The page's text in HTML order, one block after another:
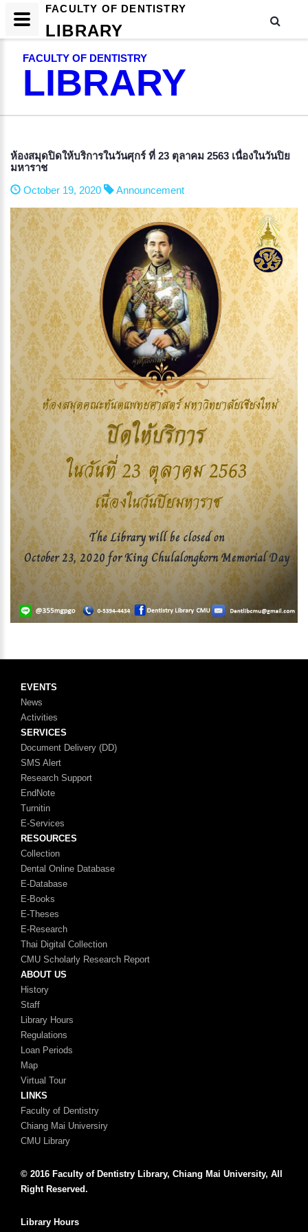
FACULTY OF DENTISTRY
LIBRARY
ห้องสมุดปิดให้บริการในวันศุกร์ ที่ 23 ตุลาคม 2563 เนื่องในวันปิย
มหาราช
October 19, 2020
Announcement
EVENTS
News
Activities
SERVICES
Document Delivery (DD)
SMS Alert
Research Support
EndNote
Turnitin
E-Services
RESOURCES
Collection
Dental Online Database
E-Database
E-Books
E-Theses
E-Research
Thai Digital Collection
CMU Scholarly Research Report
ABOUT US
History
Staff
Library Hours
Regulations
Loan Periods
Map
Virtual Tour
LINKS
Faculty of Dentistry
Chiang Mai Universiry
CMU Library
© 2016 Faculty of Dentistry Library, Chiang Mai University, All
Right Reserved.
Library Hours
FACULTY OF DENTISTRY
LIBRARY